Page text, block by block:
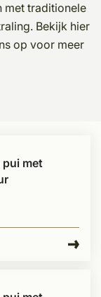
met traditionele
Bekijk hier
op voor meer
pui met